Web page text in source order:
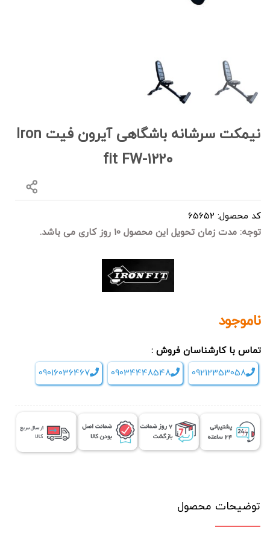
نیمکت سرشانه باشگاهی آیرون فیت Iron
fit FW-1220
کد محصول: 65652
توجه: مدت زمان تحویل این محصول 10 روز کاری می باشد.
ناموجود
تماس با کارشناسان فروش :
09212353058
09034448548
09016036467
توضیحات محصول